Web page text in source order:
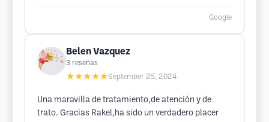
Google
Belen Vazquez
3 reseñas
★★★★★September 25, 2024
Una maravilla de tratamiento,de atención y de
trato. Gracias Rakel,ha sido un verdadero placer